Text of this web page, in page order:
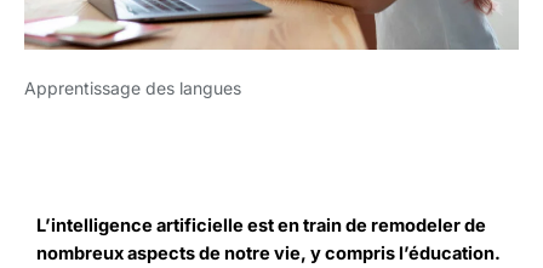
Apprentissage des langues
L’intelligence artificielle est en train de remodeler de
nombreux aspects de notre vie, y compris l’éducation.